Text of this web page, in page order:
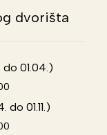
dvorišta
do 01.04.)
01.11.)